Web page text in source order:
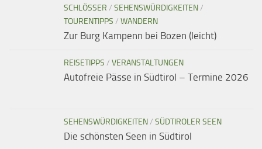
SCHLÖSSER / SEHENSWÜRDIGKEITEN/
TOURENTIPPS / WANDERN
Zur Burg Kampenn bei Bozen (leicht)
REISETIPPS / VERANSTALTUNGEN
Autofreie Pässe in Südtirol – Termine 2026
SEHENSWÜRDIGKEITEN/ SÜDTIROLER SEEN
Die schönsten Seen in Südtirol